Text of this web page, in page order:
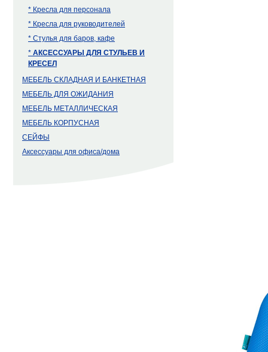
* Кресла для персонала
* Кресла для руководителей
* Стулья для баров, кафе
* АКСЕССУАРЫ ДЛЯ СТУЛЬЕВ И
КРЕСЕЛ
МЕБЕЛЬ СКЛАДНАЯ И БАНКЕТНАЯ
МЕБЕЛЬ ДЛЯ ОЖИДАНИЯ
МЕБЕЛЬ МЕТАЛЛИЧЕСКАЯ
МЕБЕЛЬ КОРПУСНАЯ
СЕЙФЫ
Аксессуары для офиса/дома